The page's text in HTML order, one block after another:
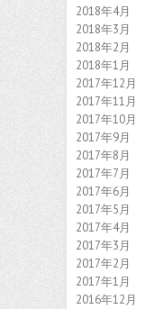
2018年4月
2018年3月
2018年2月
2018年1月
2017年12月
2017年11月
2017年10月
2017年9月
2017年8月
2017年7月
2017年6月
2017年5月
2017年4月
2017年3月
2017年2月
2017年1月
2016年12月